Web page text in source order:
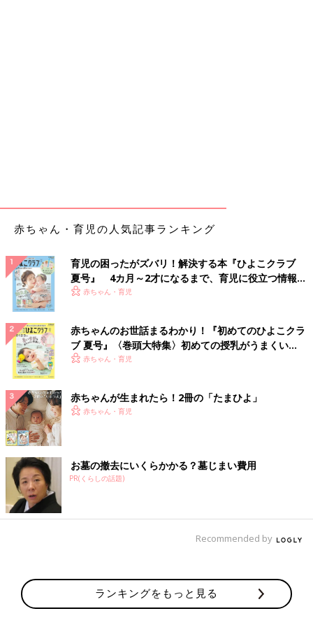
赤ちゃん・育児の人気記事ランキング
育児の困ったがズバリ！解決する本『ひよこクラブ
夏号』 4カ月～2才になるまで、育児に役立つ情報が
いっぱい！
赤ちゃん・育児
赤ちゃんのお世話まるわかり！『初めてのひよこクラ
ブ 夏号』〈巻頭大特集〉初めての授乳がうまくい
く！ おっぱい・ミルクの基本と夏のトラブル 解決テ
赤ちゃん・育児
赤ちゃんが生まれたら！2冊の「たまひよ」
赤ちゃん・育児
お墓の撤去にいくらかかる？墓じまい費用
PR(くらしの話題)
Recommended by
ランキングをもっと見る